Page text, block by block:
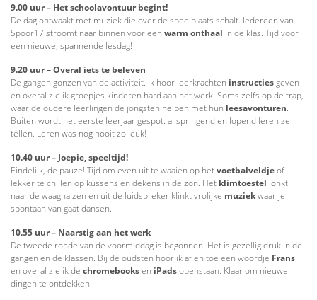
9.00 uur – Het schoolavontuur begint!
De dag ontwaakt met muziek die over de speelplaats schalt. Iedereen van
Spoor17 stroomt naar binnen voor een warm onthaal in de klas. Tijd voor
een nieuwe, spannende lesdag!
9.20 uur – Overal iets te beleven
De gangen gonzen van de activiteit. Ik hoor leerkrachten instructiesgeven
en overal zie ik groepjes kinderen hard aan het werk. Soms zelfs op de trap,
waar de oudere leerlingen de jongsten helpen met hun leesavonturen.
Buiten wordt het eerste leerjaar gespot: al springend en lopend leren ze
tellen. Leren was nog nooit zo leuk!
10.40 uur – Joepie, speeltijd!
Eindelijk, de pauze! Tijd om even uit te waaien op hetvoetbalveldjeof
lekker te chillen op kussens en dekens in de zon. Het klimtoestel lonkt
naar de waaghalzen en uit de luidspreker klinkt vrolijke muziekwaar je
spontaan van gaat dansen.
10.55 uur – Naarstig aan het werk
De tweede ronde van de voormiddag is begonnen. Het is gezellig druk in de
gangen en de klassen. Bij de oudsten hoor ik af en toe een woordje Frans
en overal zie ik de chromebooksen iPadsopenstaan. Klaar om nieuwe
dingen te ontdekken!